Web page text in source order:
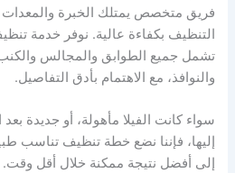
فريق متخصص يمتلك الخبرة والمعدات
التنظيف بكفاءة عالية. نوفر خدمة
تشمل جميع الطوابق والمجالس
والنوافذ، مع الاهتمام بأدق التفاصيل.
سواء كانت الفيلا مأهولة، أو جديدة
إليها، فإننا نضع خطة تنظيف تناسب
إلى أفضل نتيجة ممكنة خلال أقل وقت.